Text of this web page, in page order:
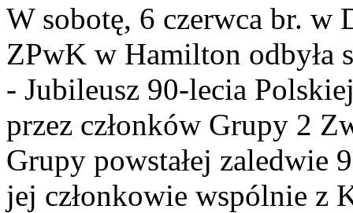
W sobotę, 6 czerwca br.
ZPwK w Hamilton odbyła
- Jubileusz 90-lecia
przez członków Grupy 2
Grupy powstałej zaledwie
jej członkowie wspólnie z